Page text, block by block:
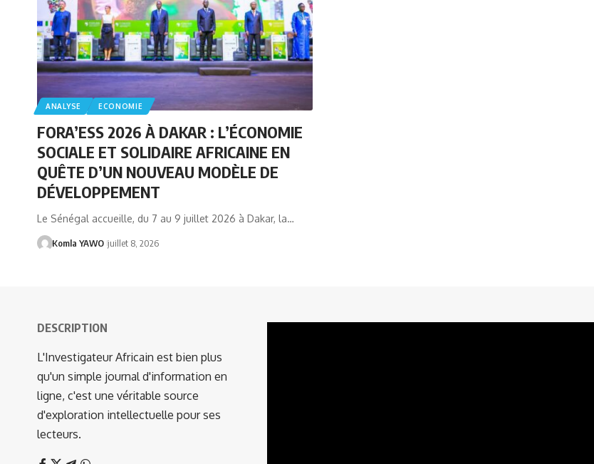
ANALYSE ECONOMIE
FORA’ESS 2026 À DAKAR : L’ÉCONOMIE
SOCIALE ET SOLIDAIRE AFRICAINE EN
QUÊTE D’UN NOUVEAU MODÈLE DE
DÉVELOPPEMENT
Le Sénégal accueille, du 7 au 9 juillet 2026 à Dakar, la…
Komla YAWO juillet 8, 2026
DESCRIPTION
L'Investigateur Africain est bien plus
qu'un simple journal d'information en
ligne, c'est une véritable source
d'exploration intellectuelle pour ses
lecteurs.